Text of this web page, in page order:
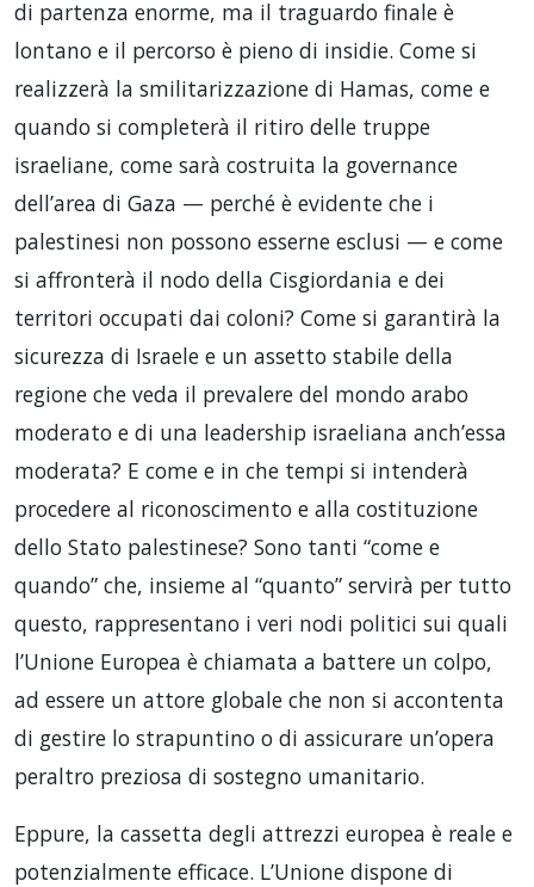
di partenza enorme, ma il traguardo finale è
lontano e il percorso è pieno di insidie. Come si
realizzerà la smilitarizzazione di Hamas, come e
quando si completerà il ritiro delle truppe
israeliane, come sarà costruita la governance
dell’area di Gaza — perché è evidente che i
palestinesi non possono esserne esclusi — e come
si affronterà il nodo della Cisgiordania e dei
territori occupati dai coloni? Come si garantirà la
sicurezza di Israele e un assetto stabile della
regione che veda il prevalere del mondo arabo
moderato e di una leadership israeliana anch’essa
moderata? E come e in che tempi si intenderà
procedere al riconoscimento e alla costituzione
dello Stato palestinese? Sono tanti “come e
quando” che, insieme al “quanto” servirà per tutto
questo, rappresentano i veri nodi politici sui quali
l’Unione Europea è chiamata a battere un colpo,
ad essere un attore globale che non si accontenta
di gestire lo strapuntino o di assicurare un’opera
peraltro preziosa di sostegno umanitario.
Eppure, la cassetta degli attrezzi europea è reale e
potenzialmente efficace. L’Unione dispone di